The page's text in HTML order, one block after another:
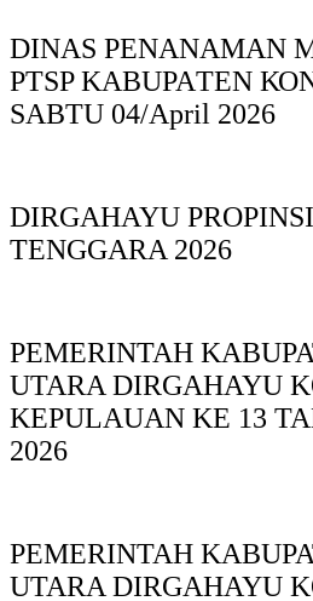
DINAS PΕΝΑΝΑΜAN
PTSP KABUPAΤΕΝ
SABTU 04/April 2026
DIRGAHAYU
TENGGARA 2026
PEMERINTAH
UTARA DIRGAHAYU
KEPULAUAN KE 13
2026
PEMERINTAH
UTARA DIRGAHAYU